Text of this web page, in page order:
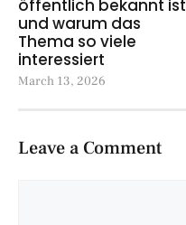
öffentlich bekannt ist
und warum das
Thema so viele
interessiert
March 13, 2026
Leave a Comment